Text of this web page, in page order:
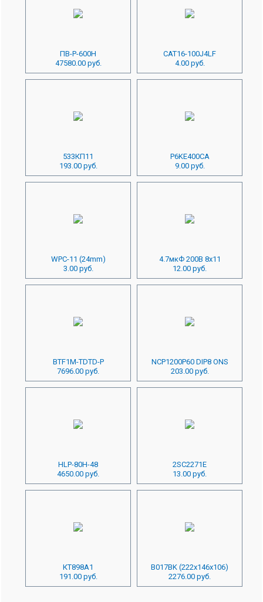
ПВ-Р-600Н
47580.00 руб.
CAT16-100J4LF
4.00 руб.
533КП11
193.00 руб.
P6KE400CA
9.00 руб.
WPC-11 (24mm)
3.00 руб.
4.7мкФ 200В 8x11
12.00 руб.
BTF1M-TDTD-P
7696.00 руб.
NCP1200P60 DIP8 ONS
203.00 руб.
HLP-80H-48
4650.00 руб.
2SC2271E
13.00 руб.
КТ898А1
191.00 руб.
B017BK (222x146x106)
2276.00 руб.